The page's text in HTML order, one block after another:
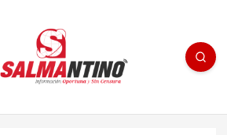
- medios/noticias/editorial